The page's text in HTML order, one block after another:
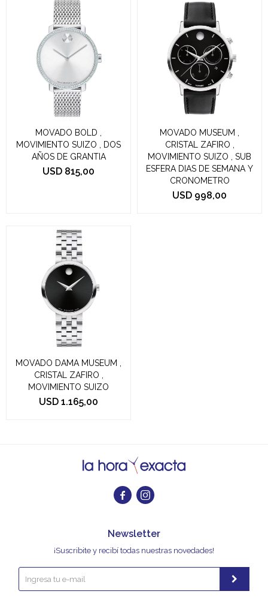
MOVADO BOLD ,
MOVIMIENTO SUIZO , DOS
AÑOS DE GRANTIA
USD 815,00
MOVADO MUSEUM ,
CRISTAL ZAFIRO ,
MOVIMIENTO SUIZO , SUB
ESFERA DIAS DE SEMANA Y
CRONOMETRO
USD 998,00
MOVADO DAMA MUSEUM ,
CRISTAL ZAFIRO ,
MOVIMIENTO SUIZO
USD 1.165,00
 
Newsletter
¡Suscribite y recibí todas nuestras novedades!